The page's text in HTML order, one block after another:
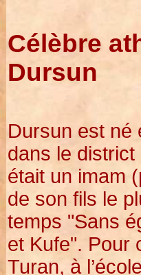
Célèbre
Dursun
Dursun est né
dans le
était un imam
de son fils le
temps "Sans
et Kufe". Pour
Turan, à